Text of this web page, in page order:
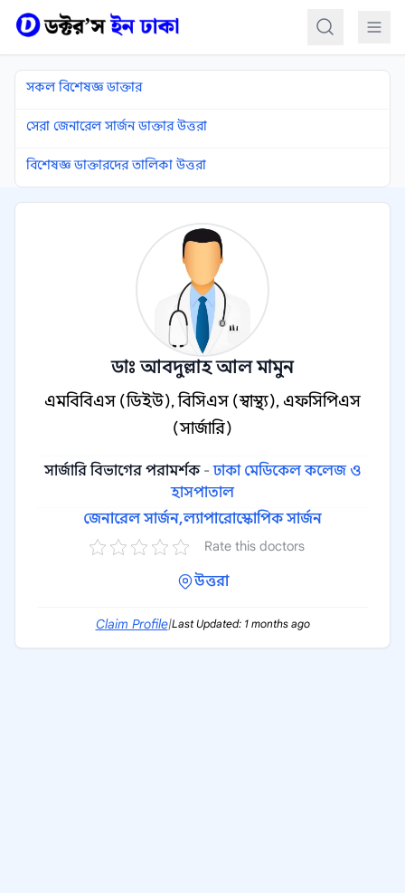
সকল বিশেষজ্ঞ ডাক্তার
সেরা জেনারেল সার্জন ডাক্তার উত্তরা
বিশেষজ্ঞ ডাক্তারদের তালিকা উত্তরা
ডাঃ আবদুল্লাহ আল মামুন
এমবিবিএস (ডিইউ), বিসিএস (স্বাস্থ্য), এফসিপিএস
(সার্জারি)
সার্জারি বিভাগের পরামর্শক -ঢাকা মেডিকেল কলেজ ও
হাসপাতাল
জেনারেল সার্জন,ল্যাপারোস্কোপিক সার্জন
Rate this doctors
উত্তরা
Claim Profile|Last Updated: 1 months ago